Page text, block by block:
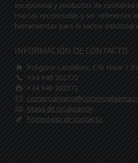
excepcional y productos de confianza
marcas reconocidas y ser referentes
herramientas para el sector industrial
INFORMACIÓN DE CONTACTO
Poligono Landaben, C/B Nave 1
+34 948 302772
+34 948 302372
Mapa de localización
Formulario de contacto